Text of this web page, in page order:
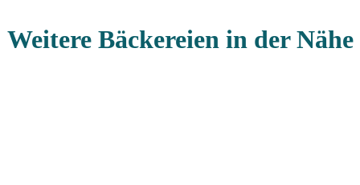
Weitere Bäckereien in der Nähe